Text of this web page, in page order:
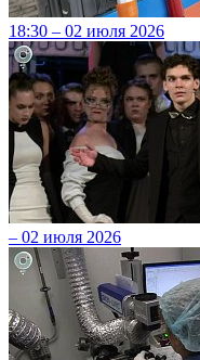
18:30 – 02 июля 2026
– 02 июля 2026